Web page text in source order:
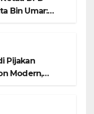
Bin Umar:
Pijakan
Modern,